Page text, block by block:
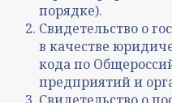
порядке).
Свидетельство о
в качестве
кода по
предприятий и